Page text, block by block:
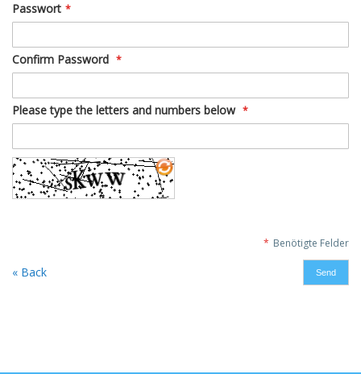
Passwort
Confirm Password
Please type the letters and numbers below
Benötigte Felder
« Back Send